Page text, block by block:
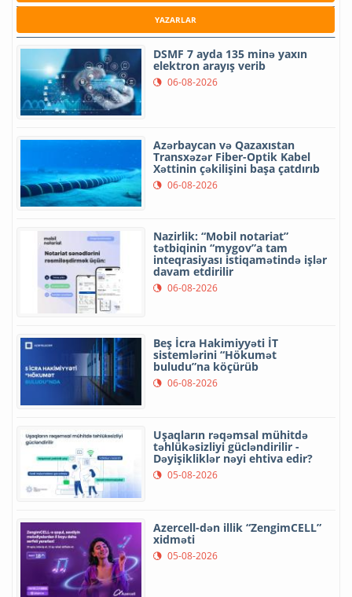
YAZARLAR
DSMF 7 ayda 135 minə yaxın
elektron arayış verib
06-08-2026
Azərbaycan və Qazaxıstan
Transxəzər Fiber-Optik Kabel
Xəttinin çəkilişini başa çatdırıb
06-08-2026
Nazirlik: “Mobil notariat”
tətbiqinin “mygov”a tam
inteqrasiyası istiqamətində işlər
davam etdirilir
06-08-2026
Beş İcra Hakimiyyəti İT
sistemlərini “Hökumət
buludu”na köçürüb
06-08-2026
Uşaqların rəqəmsal mühitdə
təhlükəsizliyi gücləndirilir -
Dəyişikliklər nəyi ehtiva edir?
05-08-2026
Azercell-dən illik “ZengimCELL”
xidməti
05-08-2026